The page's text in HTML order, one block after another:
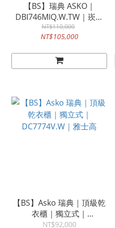
【BS】瑞典 ASKO｜
DBI746MIQ.W.TW｜崁入
式 洗碗機｜110V｜雅士高
NT$110,000
NT$105,000
【BS】Asko 瑞典｜頂級乾
衣櫃｜獨立式｜
DC7774V.W｜雅士高
NT$92,000